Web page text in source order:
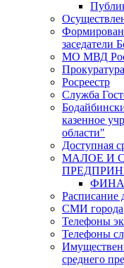
заседатели
МО МВД
Росреестр
Служба
казенное
области"
Доступная
МАЛОЕ И
Расписание
СМИ города
Телефоны
Телефоны
среднего